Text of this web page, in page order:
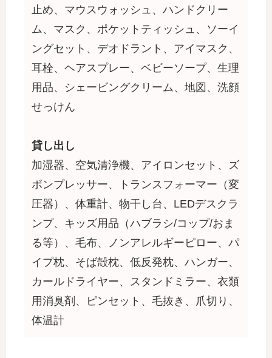
止め、マウスウォッシュ、ハンドクリー
ム、マスク、ポケットティッシュ、ソーイ
ングセット、デオドラント、アイマスク、
耳栓、ヘアスプレー、ベビーソープ、生理
用品、シェービングクリーム、地図、洗顔
せっけん
貸し出し
加湿器、空気清浄機、アイロンセット、ズ
ボンプレッサー、トランスフォーマー（変
圧器）、体重計、物干し台、LEDデスクラ
ンプ、キッズ用品（ハブラシ/コップ/おま
る等）、毛布、ノンアレルギーピロー、パ
イプ枕、そば殻枕、低反発枕、ハンガー、
カールドライヤー、スタンドミラー、衣類
用消臭剤、ピンセット、毛抜き、爪切り、
体温計